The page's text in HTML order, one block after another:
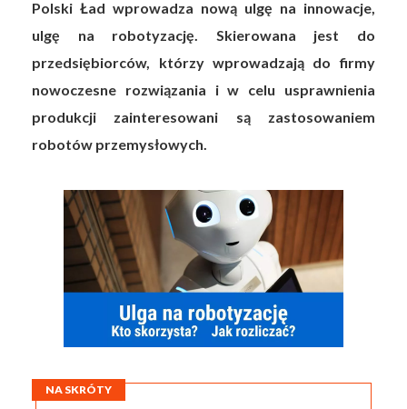
Polski Ład wprowadza nową ulgę na innowacje,
ulgę na robotyzację. Skierowana jest do
przedsiębiorców, którzy wprowadzają do firmy
nowoczesne rozwiązania i w celu usprawnienia
produkcji zainteresowani są zastosowaniem
robotów przemysłowych.
NA SKRÓTY